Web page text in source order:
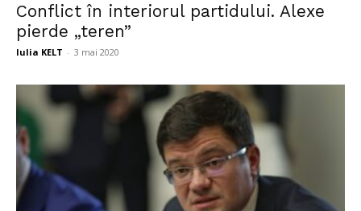
Conflict în interiorul partidului. Alexe
pierde „teren”
Iulia KELT - 3 mai 2020